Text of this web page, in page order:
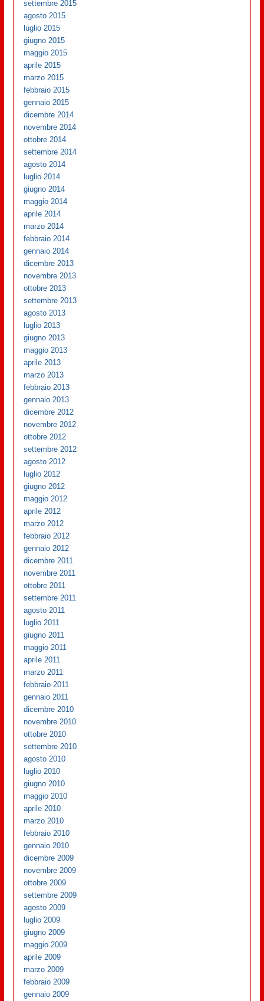
settembre 2015
agosto 2015
luglio 2015
giugno 2015
maggio 2015
aprile 2015
marzo 2015
febbraio 2015
gennaio 2015
dicembre 2014
novembre 2014
ottobre 2014
settembre 2014
agosto 2014
luglio 2014
giugno 2014
maggio 2014
aprile 2014
marzo 2014
febbraio 2014
gennaio 2014
dicembre 2013
novembre 2013
ottobre 2013
settembre 2013
agosto 2013
luglio 2013
giugno 2013
maggio 2013
aprile 2013
marzo 2013
febbraio 2013
gennaio 2013
dicembre 2012
novembre 2012
ottobre 2012
settembre 2012
agosto 2012
luglio 2012
giugno 2012
maggio 2012
aprile 2012
marzo 2012
febbraio 2012
gennaio 2012
dicembre 2011
novembre 2011
ottobre 2011
settembre 2011
agosto 2011
luglio 2011
giugno 2011
maggio 2011
aprile 2011
marzo 2011
febbraio 2011
gennaio 2011
dicembre 2010
novembre 2010
ottobre 2010
settembre 2010
agosto 2010
luglio 2010
giugno 2010
maggio 2010
aprile 2010
marzo 2010
febbraio 2010
gennaio 2010
dicembre 2009
novembre 2009
ottobre 2009
settembre 2009
agosto 2009
luglio 2009
giugno 2009
maggio 2009
aprile 2009
marzo 2009
febbraio 2009
gennaio 2009